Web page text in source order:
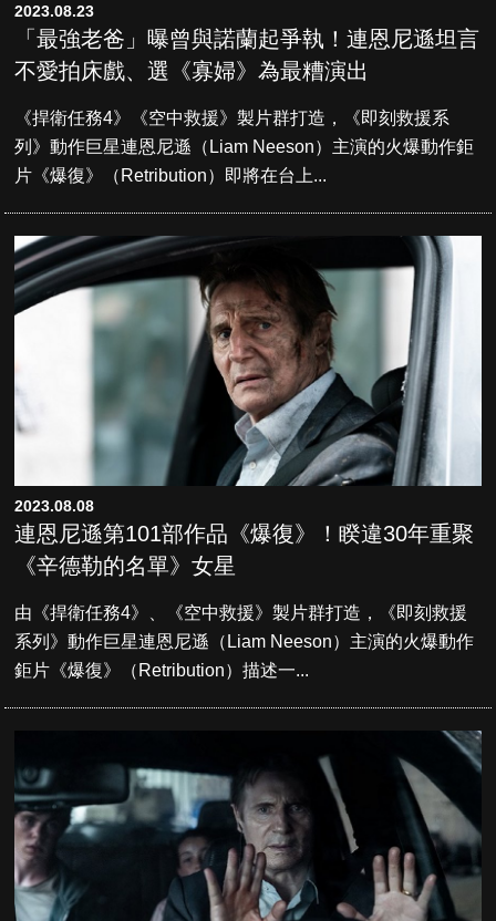
2023.08.23
「最強老爸」曝曾與諾蘭起爭執！連恩尼遜坦言
不愛拍床戲、選《寡婦》為最糟演出
《捍衛任務4》《空中救援》製片群打造，《即刻救援系
列》動作巨星連恩尼遜（Liam Neeson）主演的火爆動作鉅
片《爆復》（Retribution）即將在台上...
2023.08.08
連恩尼遜第101部作品《爆復》！睽違30年重聚
《辛德勒的名單》女星
由《捍衛任務4》、《空中救援》製片群打造，《即刻救援
系列》動作巨星連恩尼遜（Liam Neeson）主演的火爆動作
鉅片《爆復》（Retribution）描述一...